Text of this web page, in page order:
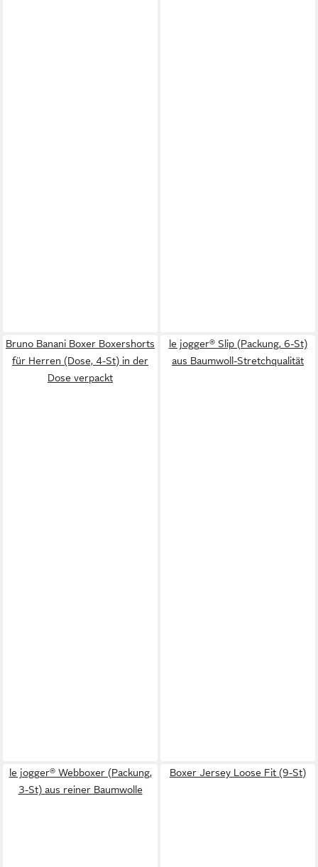
Bruno Banani Boxer Boxershorts
für Herren (Dose, 4-St) in der
Dose verpackt
le jogger® Slip (Packung, 6-St)
aus Baumwoll-Stretchqualität
le jogger® Webboxer (Packung,
3-St) aus reiner Baumwolle
Boxer Jersey Loose Fit (9-St)